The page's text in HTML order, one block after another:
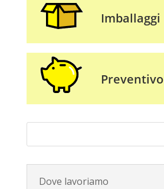
Imballaggi
Preventivo
Dove lavoriamo